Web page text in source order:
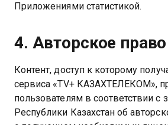
Приложениями статистикой.
4. Авторское право
Контент, доступ к которому
сервиса «TV+ КАЗАХТЕЛЕКОМ»,
пользователям в соответствии с
Республики Казахстан об